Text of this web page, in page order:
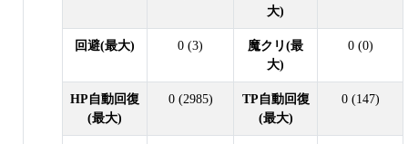
大)
回避(最大) 0 (3)
魔クリ(最
大)
0 (0)
HP自動回復
(最大)
0 (2985)
TP自動回復
(最大)
0 (147)